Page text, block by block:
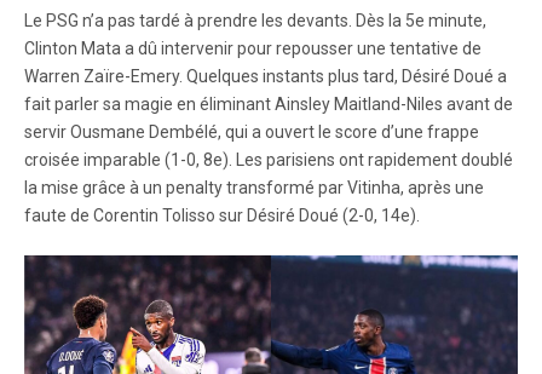
Le PSG n’a pas tardé à prendre les devants. Dès la 5e minute,
Clinton Mata a dû intervenir pour repousser une tentative de
Warren Zaïre-Emery. Quelques instants plus tard, Désiré Doué a
fait parler sa magie en éliminant Ainsley Maitland-Niles avant de
servir Ousmane Dembélé, qui a ouvert le score d’une frappe
croisée imparable (1-0, 8e). Les parisiens ont rapidement doublé
la mise grâce à un penalty transformé par Vitinha, après une
faute de Corentin Tolisso sur Désiré Doué (2-0, 14e).